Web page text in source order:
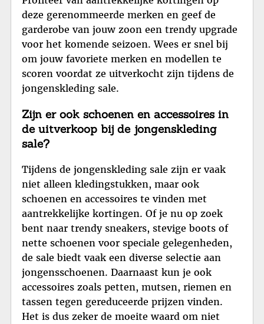
deze gerenommeerde merken en geef de
garderobe van jouw zoon een trendy upgrade
voor het komende seizoen. Wees er snel bij
om jouw favoriete merken en modellen te
scoren voordat ze uitverkocht zijn tijdens de
jongenskleding sale.
Zijn er ook schoenen en accessoires in
de uitverkoop bij de jongenskleding
sale?
Tijdens de jongenskleding sale zijn er vaak
niet alleen kledingstukken, maar ook
schoenen en accessoires te vinden met
aantrekkelijke kortingen. Of je nu op zoek
bent naar trendy sneakers, stevige boots of
nette schoenen voor speciale gelegenheden,
de sale biedt vaak een diverse selectie aan
jongensschoenen. Daarnaast kun je ook
accessoires zoals petten, mutsen, riemen en
tassen tegen gereduceerde prijzen vinden.
Het is dus zeker de moeite waard om niet